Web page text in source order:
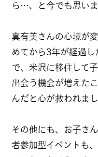
ら…、と今でも思いま
真有美さんの心境が
めてから3年が経過し
で、米沢に移住して
出会う機会が増えた
んだと心が救われまし
その他にも、お子さ
者参加型イベントも